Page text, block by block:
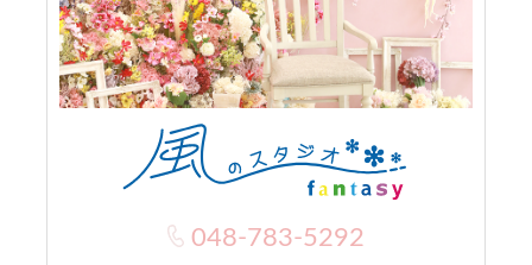
048-783-5292